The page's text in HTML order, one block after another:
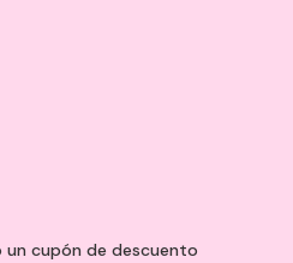
cupón de descuento